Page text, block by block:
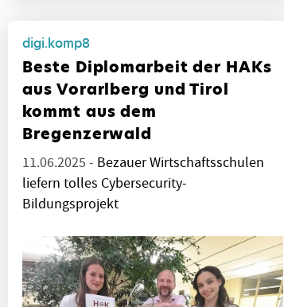
digi.komp8
Beste Diplomarbeit der HAKs
aus Vorarlberg und Tirol
kommt aus dem
Bregenzerwald
11.06.2025 - Bezauer Wirtschaftsschulen
liefern tolles Cybersecurity-
Bildungsprojekt